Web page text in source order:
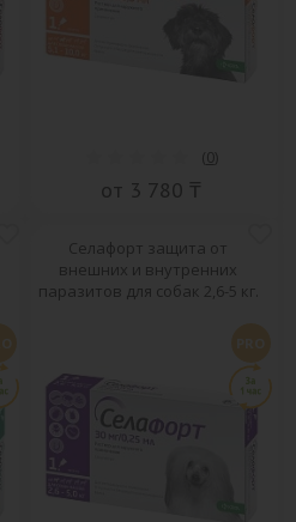
(0)
от 3 780 ₸
Селафорт защита от
внешних и внутренних
паразитов для собак 2,6-5 кг.